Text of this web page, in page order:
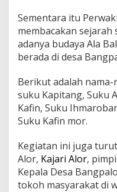
Sementara itu
membacakan
adanya budaya Ala
berada di desa
Berikut adalah nama-
suku Kapitang, Suku
Kafin, Suku
Suku Kafin mor.
Kegiatan ini juga
Alor, Kajari Alor,
Kepala Desa
tokoh masyarakat di